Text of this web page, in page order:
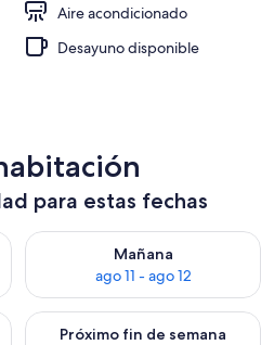
Aire acondicionado
Desayuno disponible
para estas fechas
noche, ago 10 - ago 11
Mañana
ago 11 - ago 12
Consulta la disponibilidad
este fin de semana, ago 14 -
Próximo fin de semana
Consulta la disponibilidad